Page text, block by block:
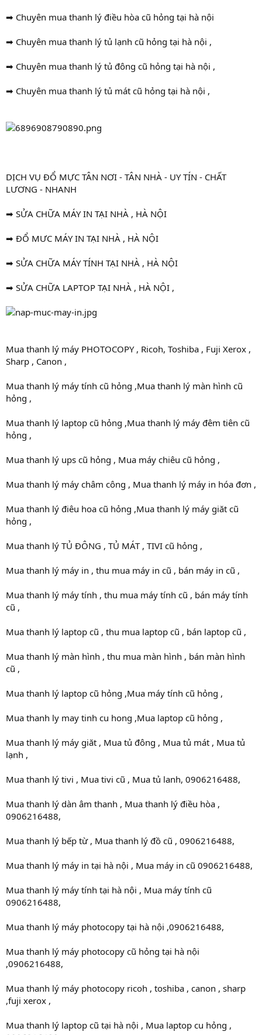
➡ Chuyên mua thanh lý điều hòa cũ hỏng tại hà nội
➡ Chuyên mua thanh lý tủ lạnh cũ hỏng tại hà nội ,
➡ Chuyên mua thanh lý tủ đông cũ hỏng tại hà nội ,
➡ Chuyên mua thanh lý tủ mát cũ hỏng tại hà nội ,
DỊCH VỤ ĐỔ MỰC TÂN NƠI - TÂN NHÀ - UY TÍN - CHẤT
LƯƠNG - NHANH
➡ SỬA CHỮA MÁY IN TẠI NHÀ , HÀ NỘI
➡ ĐỔ MƯC MÁY IN TẠI NHÀ , HÀ NỘI
➡ SỬA CHỮA MÁY TÍNH TẠI NHÀ , HÀ NỘI
➡ SỬA CHỮA LAPTOP TẠI NHÀ , HÀ NỘI ,
Mua thanh lý máy PHOTOCOPY , Ricoh, Toshiba , Fuji Xerox ,
Sharp , Canon ,
Mua thanh lý máy tính cũ hỏng ,Mua thanh lý màn hình cũ
hỏng ,
Mua thanh lý laptop cũ hỏng ,Mua thanh lý máy đêm tiên cũ
hỏng ,
Mua thanh lý ups cũ hỏng , Mua máy chiêu cũ hỏng ,
Mua thanh lý máy châm công , Mua thanh lý máy in hóa đơn ,
Mua thanh lý điêu hoa cũ hỏng ,Mua thanh lý máy giăt cũ
hỏng ,
Mua thanh lý TỦ ĐÔNG , TỦ MÁT , TIVI cũ hỏng ,
Mua thanh lý máy in , thu mua máy in cũ , bán máy in cũ ,
Mua thanh lý máy tính , thu mua máy tính cũ , bán máy tính
cũ ,
Mua thanh lý laptop cũ , thu mua laptop cũ , bán laptop cũ ,
Mua thanh lý màn hình , thu mua màn hình , bán màn hình
cũ ,
Mua thanh lý laptop cũ hỏng ,Mua máy tính cũ hỏng ,
Mua thanh ly may tinh cu hong ,Mua laptop cũ hỏng ,
Mua thanh lý máy giăt , Mua tủ đông , Mua tủ mát , Mua tủ
lạnh ,
Mua thanh lý tivi , Mua tivi cũ , Mua tủ lanh, 0906216488,
Mua thanh lý dàn âm thanh , Mua thanh lý điều hòa ,
0906216488,
Mua thanh lý bếp từ , Mua thanh lý đồ cũ , 0906216488,
Mua thanh lý máy in tại hà nội , Mua máy in cũ 0906216488,
Mua thanh lý máy tính tại hà nội , Mua máy tính cũ
0906216488,
Mua thanh lý máy photocopy tại hà nội ,0906216488,
Mua thanh lý máy photocopy cũ hỏng tại hà nội
,0906216488,
Mua thanh lý máy photocopy ricoh , toshiba , canon , sharp
,fuji xerox ,
Mua thanh lý laptop cũ tại hà nội , Mua laptop cu hỏng ,